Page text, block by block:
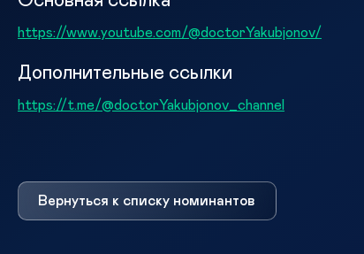
https://www.youtube.com/@doctorYakubjonov/
Дополнительные ссылки
https://t.me/@doctorYakubjonov_channel
Вернуться к списку номинантов